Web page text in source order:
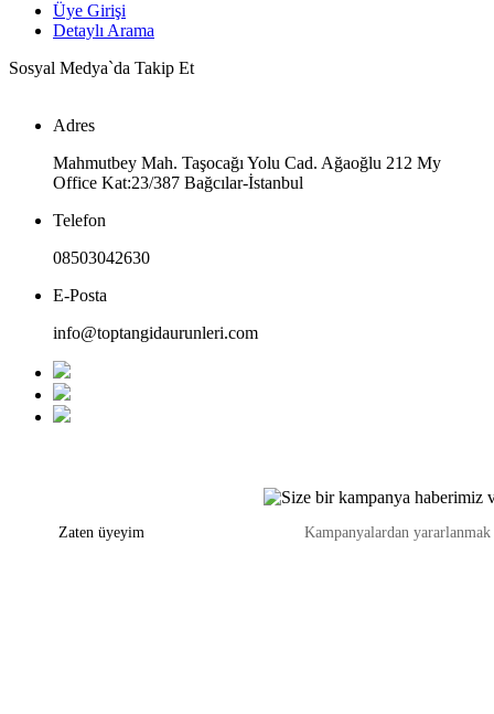
Üye Girişi
Detaylı Arama
Sosyal Medya`da Takip Et
Adres
Mahmutbey Mah. Taşocağı Yolu Cad. Ağaoğlu 212 My
Office Kat:23/387 Bağcılar-İstanbul
Telefon
08503042630
E-Posta
info@toptangidaurunleri.com
Kampanyalardan
Zaten üyeyim